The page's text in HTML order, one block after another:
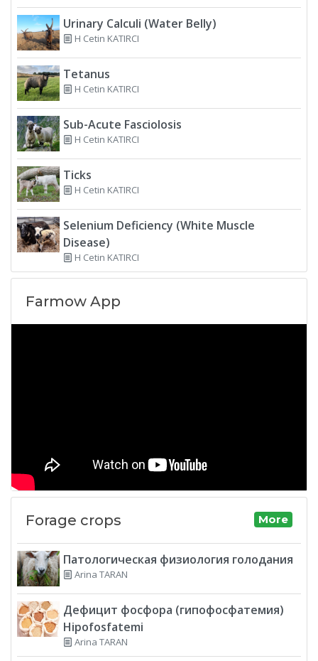
Urinary Calculi (Water Belly)
H Cetin KATIRCI
Tetanus
H Cetin KATIRCI
Sub-Acute Fasciolosis
H Cetin KATIRCI
Ticks
H Cetin KATIRCI
Selenium Deficiency (White Muscle
Disease)
H Cetin KATIRCI
Farmow App
Forage crops More
Патологическая физиология голодания
Arina TARAN
Дефицит фосфора (гипофосфатемия)
Hipofosfatemi
Arina TARAN